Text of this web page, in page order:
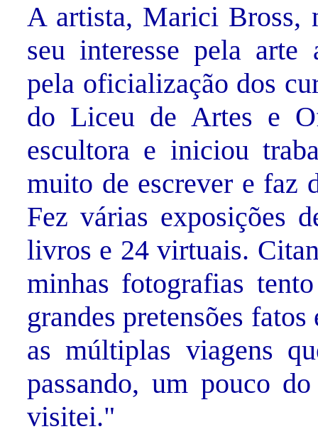
A artista, Marici Bross,
seu interesse pela arte
pela oficialização dos
do Liceu de Artes e
escultora e iniciou
muito de escrever e faz
Fez várias exposições
livros e 24 virtuais.
minhas fotografias
grandes pretensões
as múltiplas viagens
passando, um pouco
visitei."